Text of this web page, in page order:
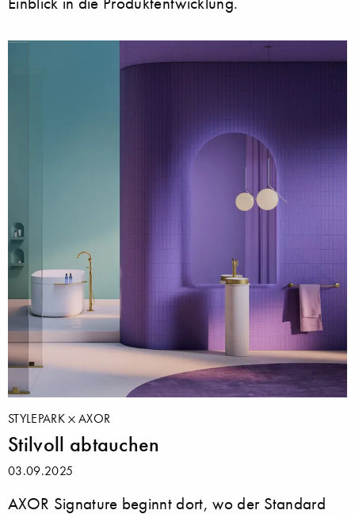
STYLEPARK AXOR
Stilvoll abtauchen
03.09.2025
AXOR Signature beginnt dort, wo der Standard